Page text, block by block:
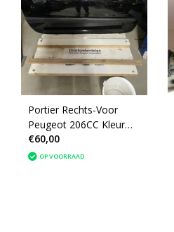
Portier Rechts-Voor
Peugeot 206CC Kleur
Zwart KTV
€60,00
OP VOORRAAD